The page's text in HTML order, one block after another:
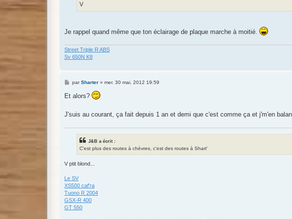
V
Je rappel quand même que ton éclairage de plaque marche à moitié.
Street Triple R ABS
Sv 650N K8
M
s
s
e
parSharter» mer. 30 mai, 2012 19:59
Et alors?
J'suis au courant, ça fait depuis 1 an et demi que c'est comme ça et j'm'en
J&B a écrit :
C'est plus des routes à chèvres, c'est des routes à Shart'
V ptit blond...
Le SV
XS500 caf'ra
Tuono R 2004
GSX-R 400
GT 550